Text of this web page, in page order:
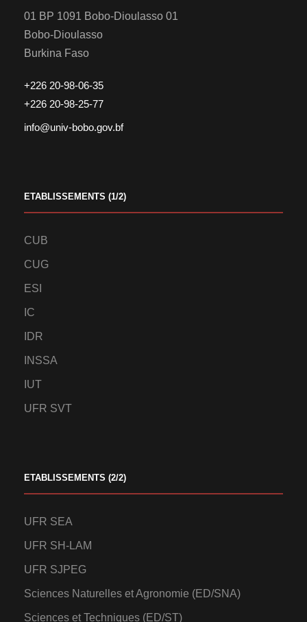
01 BP 1091 Bobo-Dioulasso 01
Bobo-Dioulasso
Burkina Faso
+226 20-98-06-35
+226 20-98-25-77
info@univ-bobo.gov.bf
ETABLISSEMENTS (1/2)
CUB
CUG
ESI
IC
IDR
INSSA
IUT
UFR SVT
ETABLISSEMENTS (2/2)
UFR SEA
UFR SH-LAM
UFR SJPEG
Sciences Naturelles et Agronomie (ED/SNA)
Sciences et Techniques (ED/ST)